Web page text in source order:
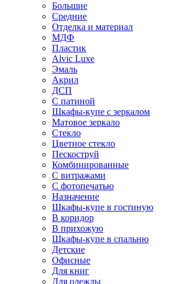
Большие
Средние
Отделка и материал
МДФ
Пластик
Alvic Luxe
Эмаль
Акрил
ДСП
С патиной
Шкафы-купе с зеркалом
Матовое зеркало
Стекло
Цветное стекло
Пескоструй
Комбинированные
С витражами
С фотопечатью
Назначение
Шкафы-купе в гостиную
В коридор
В прихожую
Шкафы-купе в спальню
Детские
Офисные
Для книг
Для одежды